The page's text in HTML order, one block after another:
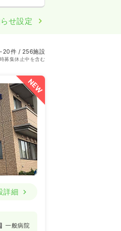
せ設定
20件 / 256施設
募集休止中を含む
NEW
詳細
一般病院